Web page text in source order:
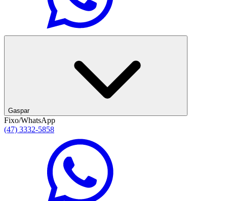
Gaspar
Fixo/WhatsApp
(47) 3332-5858